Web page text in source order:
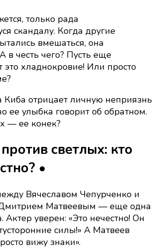
только рада
скандалу. Когда другие
вмешаться, она
в честь чего? Пусть еще
это хладнокровие! Или просто
Киба отрицает личную неприязнь
ее улыбка говорит об обратном.
— ее конек?
светлых: кто
•
Вячеславом Чепурченко и
Дмитрием Матвеевым — еще одна
Актер уверен: «Это нечестно! Он
силы!» А Матвеев
вижу знаки».